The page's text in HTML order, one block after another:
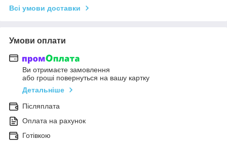
Всі умови доставки
Умови оплати
Ви отримаєте замовлення
або гроші повернуться на вашу картку
Детальніше
Післяплата
Оплата на рахунок
Готівкою